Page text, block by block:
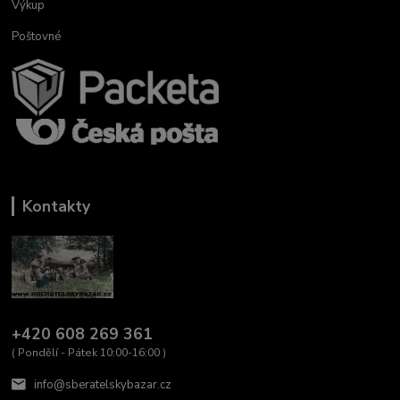
Výkup
Poštovné
Kontakty
+420 608 269 361
( Pondělí - Pátek 10:00-16:00 )
info@sberatelskybazar.cz